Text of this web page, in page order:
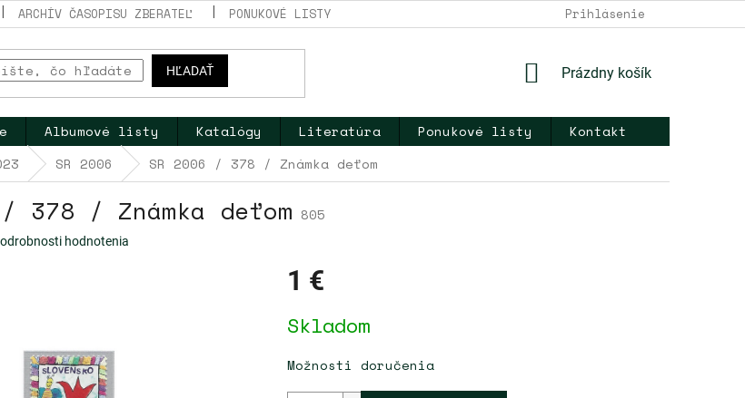
ARCHÍV ČASOPISU ZBERATEĽ PONUKOVÉ LISTY NAPÍŠTE NÁM KONTAKT
Prihlásenie
HĽADAŤ
NÁKUPNÝ
Prázdny košík
Albumové listy Katalógy Literatúra Ponukové listy
Kontakt
SR 2006 SR 2006 / 378 / Známka deťom
378 / Známka deťom 805
hodnotenia
1 €
cena:
Skladom
Možnosti doručenia